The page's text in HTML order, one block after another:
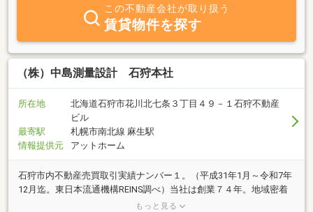
この不動産会社が取り扱う
賃貸物件を探す
（株）中島測量設計 石狩本社
所在地
北海道石狩市花川北七条３丁目４９－１石狩不動産
ビル
最寄駅
札幌市南北線 麻生駅
情報提供元
アットホーム
石狩市内不動産売買取引実績ナンバー１。（平成31年1月～令和7年
12月迄。東日本流通機構REINS調べ）当社は創業７４年。地域密着
の不動産会社として地域のお客様の厚いご信頼のもと営業活動をし
もっと見る